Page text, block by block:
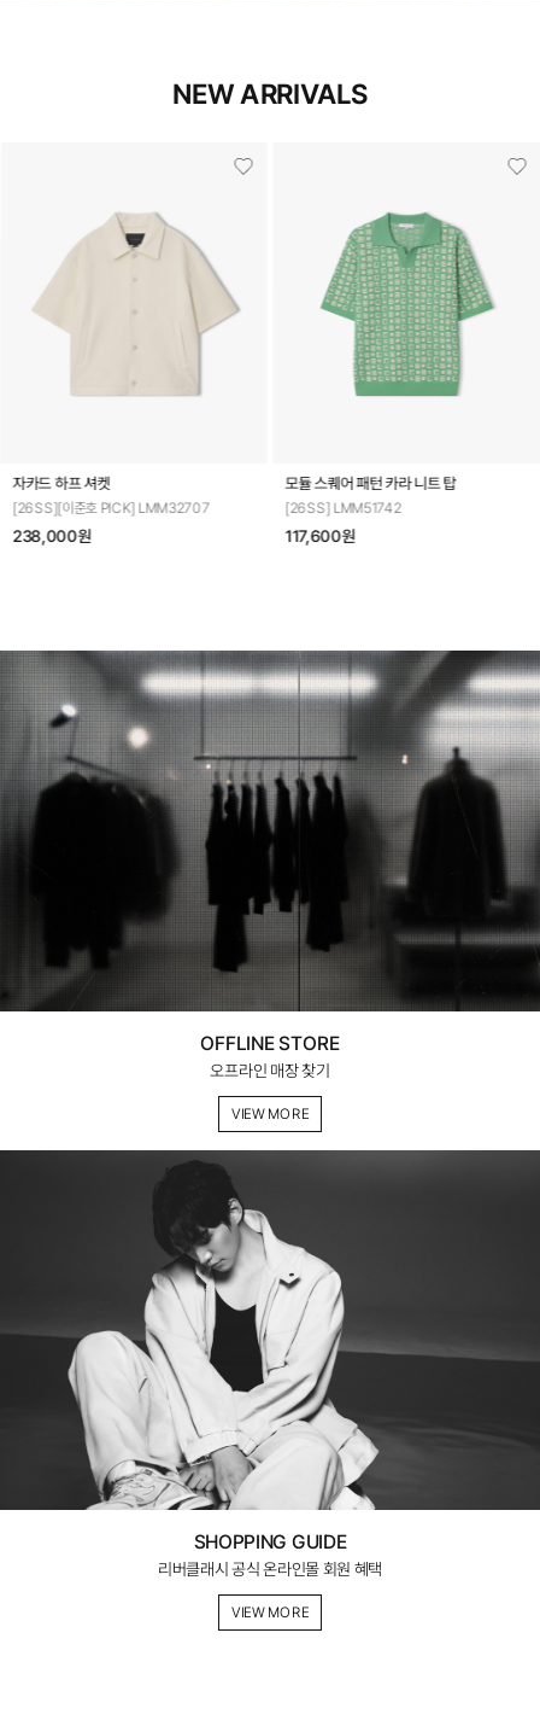
NEW ARRIVALS
자카드 하프 셔켓
[26SS][이준호 PICK] LMM32707
238,000원
모듈 스퀘어 패턴 카라 니트 탑
[26SS] LMM51742
117,600원
OFFLINE STORE
오프라인 매장 찾기
VIEW MORE
SHOPPING GUIDE
리버클래시 공식 온라인몰 회원 혜택
VIEW MORE